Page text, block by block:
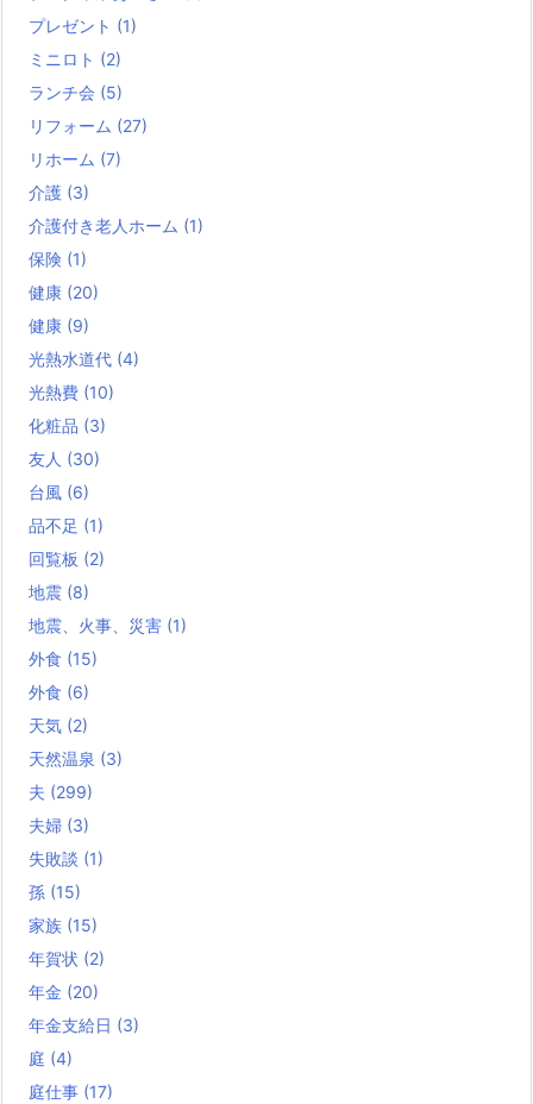
プレゼント (1)
ミニロト (2)
ランチ会 (5)
リフォーム (27)
リホーム (7)
介護 (3)
介護付き老人ホーム (1)
保険 (1)
健康 (20)
健康 (9)
光熱水道代 (4)
光熱費 (10)
化粧品 (3)
友人 (30)
台風 (6)
品不足 (1)
回覧板 (2)
地震 (8)
地震、火事、災害 (1)
外食 (15)
外食 (6)
天気 (2)
天然温泉 (3)
夫 (299)
夫婦 (3)
失敗談 (1)
孫 (15)
家族 (15)
年賀状 (2)
年金 (20)
年金支給日 (3)
庭 (4)
庭仕事 (17)